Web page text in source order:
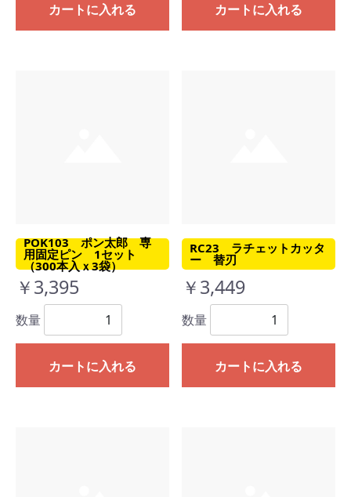
カートに入れる カートに入れる
POK103 ポン太郎 専
用固定ピン 1セット
（300本入ｘ3袋）
￥3,395
数量
カートに入れる
RC23 ラチェットカッタ
ー 替刃
￥3,449
数量
カートに入れる